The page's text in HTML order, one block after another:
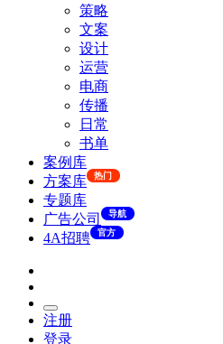
策略
文案
设计
运营
电商
传播
日常
书单
案例库
方案库
热门
专题库
广告公司
导航
4A招聘 官方
注册
登录